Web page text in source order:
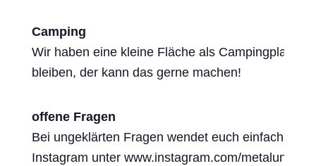
Camping
Wir haben eine kleine Fläche als Campingplatz
bleiben, der kann das gerne machen!
offene Fragen
Bei ungeklärten Fragen wendet euch einfach an
Instagram unter www.instagram.com/